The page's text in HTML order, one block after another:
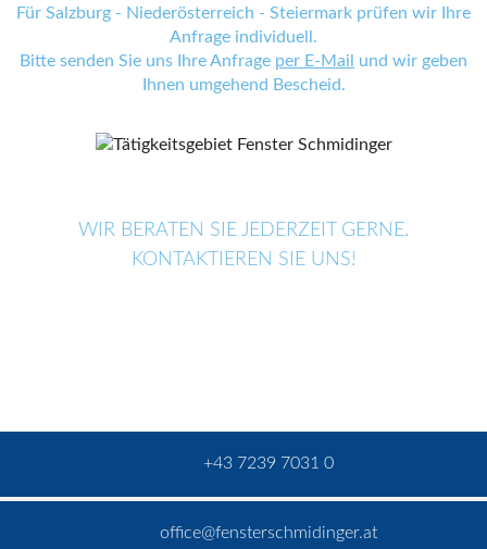
Für Salzburg - Niederösterreich - Steiermark prüfen wir Ihre
Anfrage individuell.
Bitte senden Sie uns Ihre Anfrage per E-Mail
und wir geben
Ihnen umgehend Bescheid.
WIR BERATEN SIE JEDERZEIT GERNE.
KONTAKTIEREN SIE UNS!
+43 7239 7031 0
office@fensterschmidinger.at